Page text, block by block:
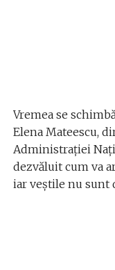
Vremea se
Elena Mateescu,
Administrației
dezvăluit cum va
iar veștile nu sunt